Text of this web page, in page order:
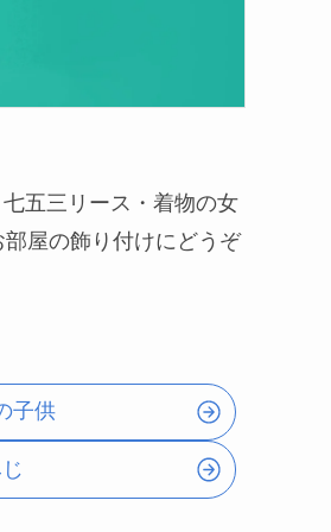
五三リース・着物の女
屋の飾り付けにどうぞ
子供